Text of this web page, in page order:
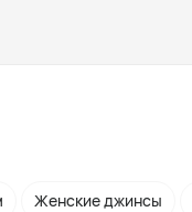
Женские джинсы